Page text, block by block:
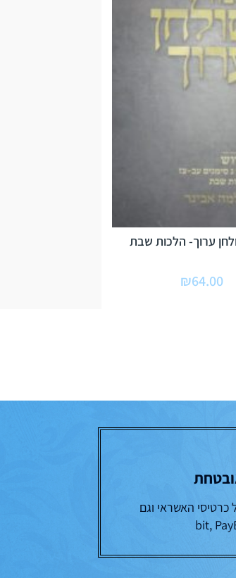
ערוך- הלכות שבת
₪64.00
כרטיסי האשראי וגם